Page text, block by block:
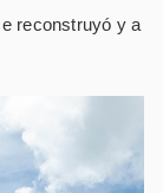
reconstruyó y a